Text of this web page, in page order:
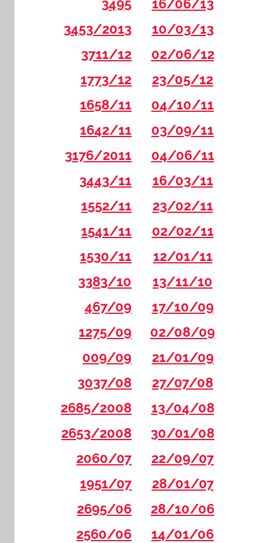
3495
16/06/13
3453/2013
10/03/13
3711/12
02/06/12
1773/12
23/05/12
1658/11
04/10/11
1642/11
03/09/11
3176/2011
04/06/11
3443/11
16/03/11
1552/11
23/02/11
1541/11
02/02/11
1530/11
12/01/11
3383/10
13/11/10
467/09
17/10/09
1275/09
02/08/09
009/09
21/01/09
3037/08
27/07/08
2685/2008
13/04/08
2653/2008
30/01/08
2060/07
22/09/07
1951/07
28/01/07
2695/06
28/10/06
2560/06
14/01/06